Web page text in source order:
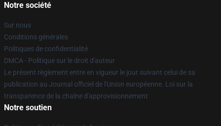
Notre société
Sur nous
Conditions générales
Politiques de confidentialité
DMCA - Politique sur le droit d'auteur
Le présent règlement entre en vigueur le jour suivant celui de sa
publication au Journal officiel de l'Union européenne. Loi sur la
transparence de la chaîne d'approvisionnement
Notre soutien